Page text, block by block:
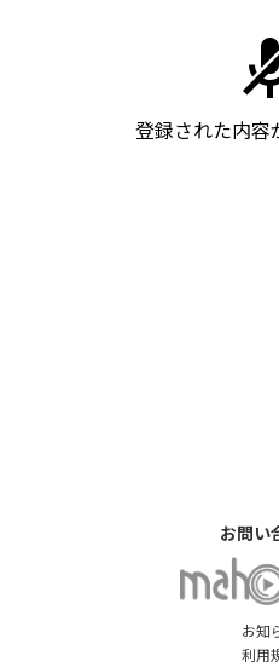
登録された内容
お知
利用
お問い